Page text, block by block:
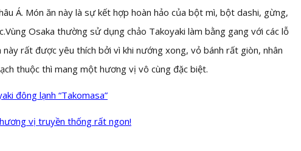
Á. Món ăn này là sự kết hợp hoàn hảo của bột mì, bột dashi, gừng,
Osaka thường sử dụng chảo Takoyaki làm bằng gang với các lỗ
này rất được yêu thích bởi vì khi nướng xong, vỏ bánh rất giòn, nhân
thuộc thì mang một hương vị vô cùng đặc biệt.
đông lạnh “Takomasa”
vị truyền thống rất ngon!